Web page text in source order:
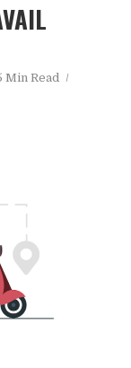
Min Read